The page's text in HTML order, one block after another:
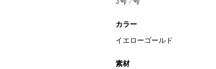
カラー
イエローゴールド
素材